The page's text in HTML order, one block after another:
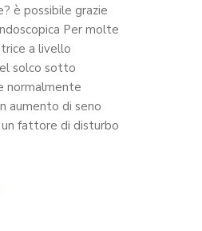
è possibile grazie
Per molte
a livello
solco sotto
normalmente
aumento di seno
fattore di disturbo